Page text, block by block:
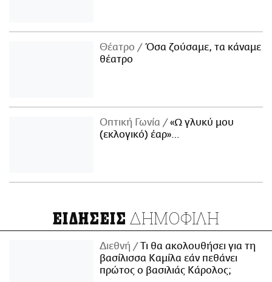
Θέατρο
Όσα ζούσαμε, τα κάναμε
θέατρο
Οπτική Γωνία
«Ω γλυκύ μου
(εκλογικό) έαρ»…
ΕΙΔΗΣΕΙΣ ΔΗΜΟΦΙΛΗ
Διεθνή
Τι θα ακολουθήσει για τη
βασίλισσα Καμίλα εάν πεθάνει
πρώτος ο βασιλιάς Κάρολος;